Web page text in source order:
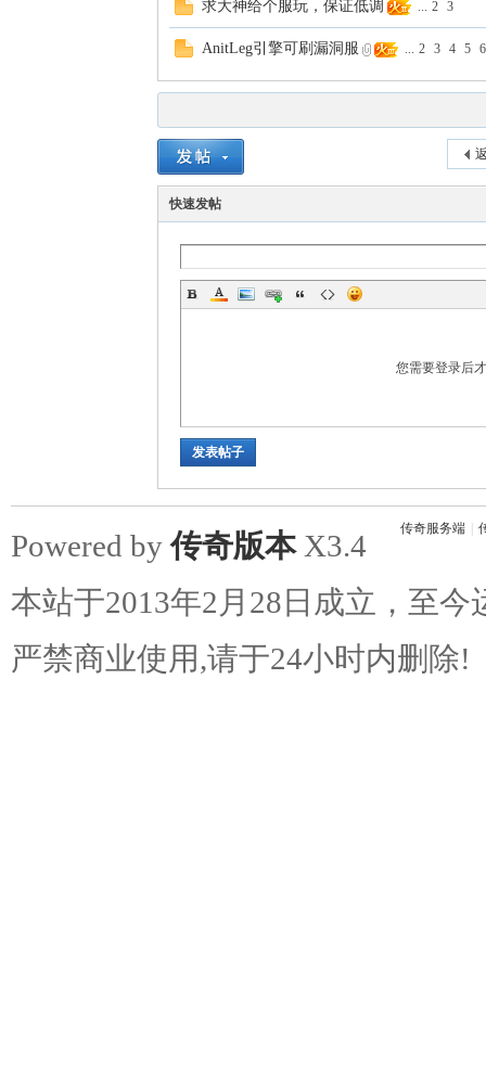
求大神给个服玩，保证低调 ... 2 3
AnitLeg引擎可刷漏洞服 ... 2 3 4 5 6
快速发帖
您需要登录后
发表帖子
传奇服务端
Powered by传奇版本 X3.4
本站于2013年2月28日成立，至
严禁商业使用,请于24小时内删除!